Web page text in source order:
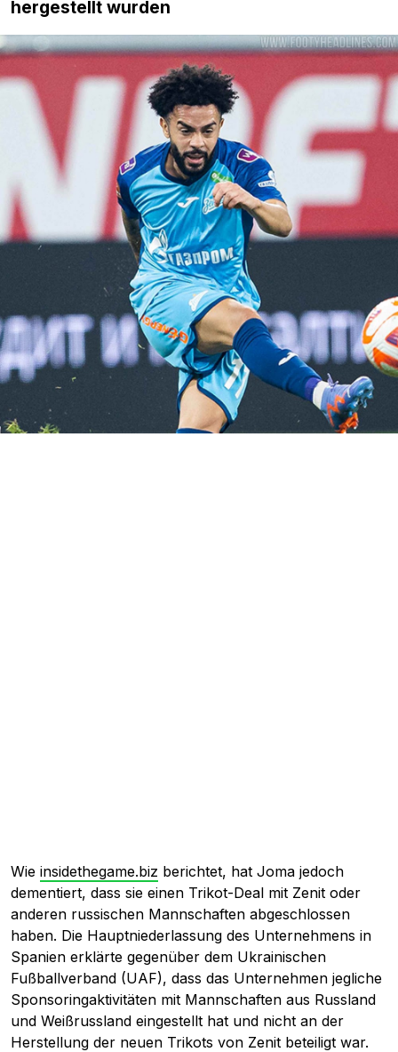
hergestellt wurden
Wie insidethegame.biz berichtet, hat Joma jedoch
dementiert, dass sie einen Trikot-Deal mit Zenit oder
anderen russischen Mannschaften abgeschlossen
haben. Die Hauptniederlassung des Unternehmens in
Spanien erklärte gegenüber dem Ukrainischen
Fußballverband (UAF), dass das Unternehmen jegliche
Sponsoringaktivitäten mit Mannschaften aus Russland
und Weißrussland eingestellt hat und nicht an der
Herstellung der neuen Trikots von Zenit beteiligt war.